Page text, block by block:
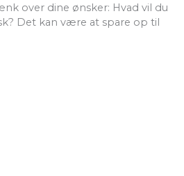
over dine ønsker: Hvad vil du
Det kan være at spare op til